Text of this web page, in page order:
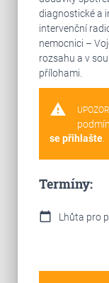
diagnostické a
intervenční
nemocnici –
rozsahu a v
přílohami.
warning
se přihlašte.
Termíny:
calendar_today Lhůta pro